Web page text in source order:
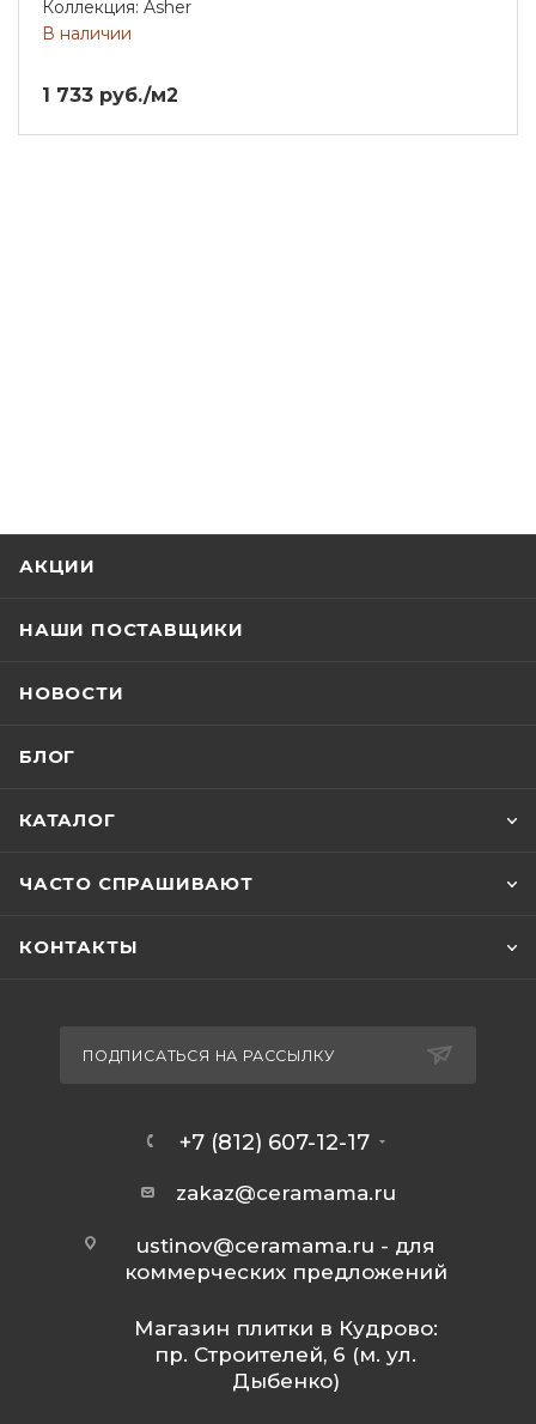
Коллекция: Asher
В наличии
1 733 руб./м2
АКЦИИ
НАШИ ПОСТАВЩИКИ
НОВОСТИ
БЛОГ
КАТАЛОГ
ЧАСТО СПРАШИВАЮТ
КОНТАКТЫ
ПОДПИСАТЬСЯ НА РАССЫЛКУ
+7 (812) 607-12-17
zakaz@ceramama.ru
ustinov@ceramama.ru - для
коммерческих предложений
Магазин плитки в Кудрово:
пр. Строителей, 6 (м. ул.
Дыбенко)